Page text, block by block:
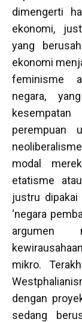
dimengerti
ekonomi,
yang
ekonomi
feminisme
negara,
perempuan
modal
etatisme
justru
‘negara
argumen
mikro.
dengan
sedang